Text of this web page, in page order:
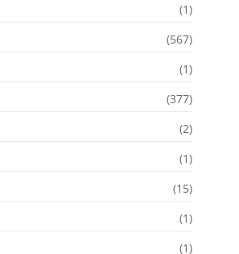
(1)
(567)
(1)
(377)
(2)
(1)
(15)
(1)
(1)